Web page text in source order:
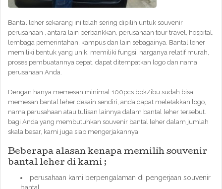
Bantal leher sekarang ini telah sering dipilih untuk souvenir
perusahaan , antara lain perbankkan, perusahaan tour travel, hospital,
lembaga pemerintahan, kampus dan lain sebagainya. Bantal leher
memiliki bentuk yang unik, memiliki fungsi, harganya relatif murah,
proses pembuatannya cepat, dapat ditempatkan logo dan nama
perusahaan Anda.
Dengan hanya memesan minimal 100pcs bpk/ibu sudah bisa
memesan bantal leher desain sendiri, anda dapat meletakkan logo,
nama perusahaan atau tulisan lainnya dalam bantal leher tersebut.
bagi Anda yang membutuhkan souvenir bantal leher dalam jumlah
skala besar, kami juga siap mengerjakannya.
Beberapa alasan kenapa memilih souvenir
bantal leher di kami ;
perusahaan kami berpengalaman di pengerjaan souvenir